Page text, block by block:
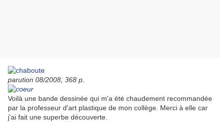
parution 08/2008, 368 p.
Voilà une bande dessinée qui m'a été chaudement recommandée
par la professeur d'art plastique de mon collège. Merci à elle car
j'ai fait une superbe découverte